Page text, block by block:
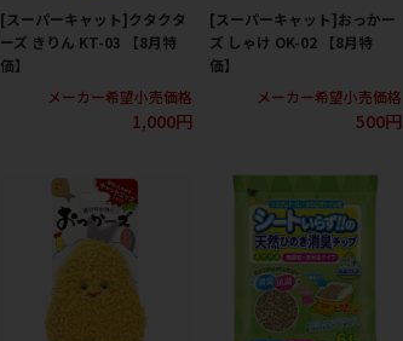
[スーパーキャット]クタクタ
ーズ きりん KT-03 【8月特
価】
メーカー希望小売価格
1,000円
[スーパーキャット]おっかー
ズ しゃけ OK-02 【8月特
価】
メーカー希望小売価格
500円